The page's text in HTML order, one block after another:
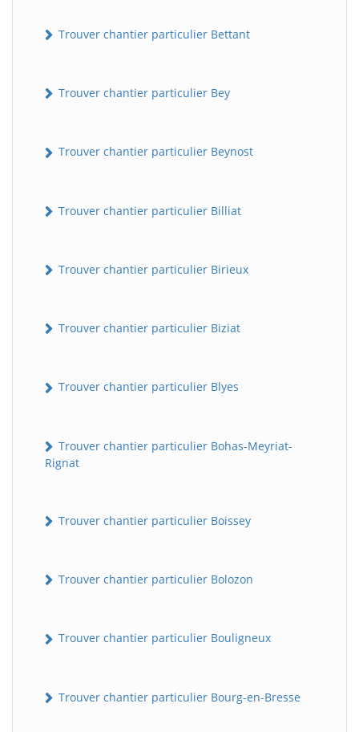
Trouver chantier particulier Bettant
Trouver chantier particulier Bey
Trouver chantier particulier Beynost
Trouver chantier particulier Billiat
Trouver chantier particulier Birieux
Trouver chantier particulier Biziat
Trouver chantier particulier Blyes
Trouver chantier particulier Bohas-Meyriat-
Rignat
Trouver chantier particulier Boissey
Trouver chantier particulier Bolozon
Trouver chantier particulier Bouligneux
Trouver chantier particulier Bourg-en-Bresse